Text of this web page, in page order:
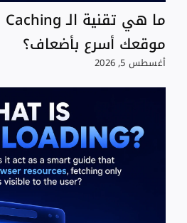
موقعك أسرع بأضعاف؟
أغسطس 5, 2026